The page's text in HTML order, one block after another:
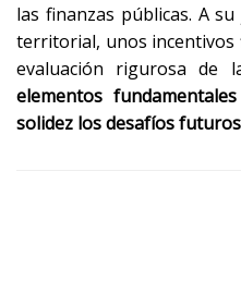
las finanzas públicas. A
territorial, unos incentivos
evaluación rigurosa de
elementos
solidez los desafíos futuros